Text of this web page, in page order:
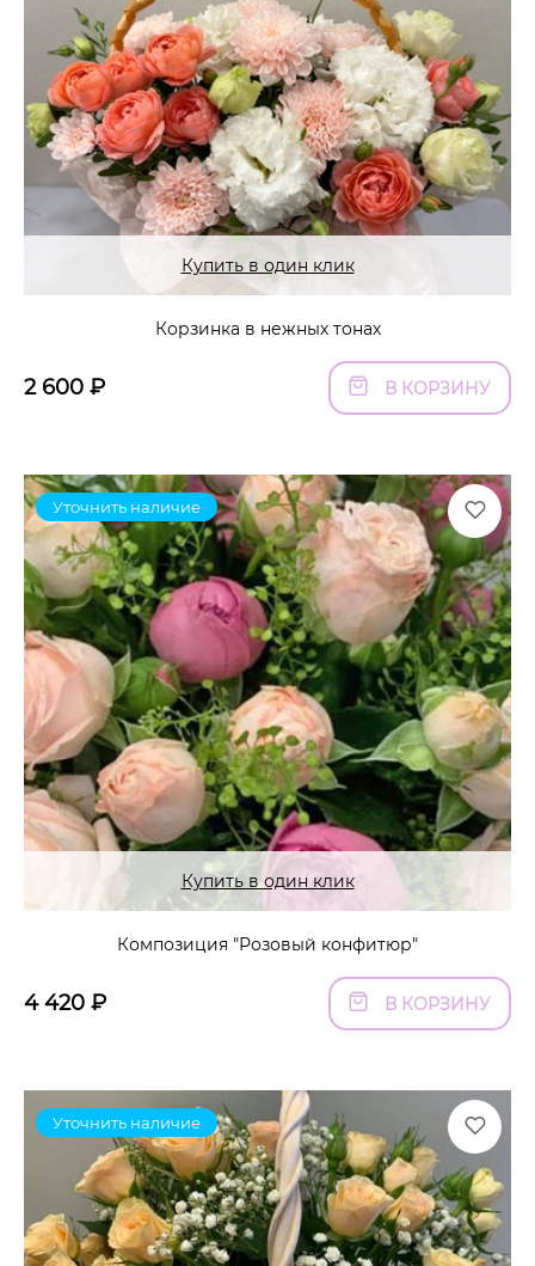
Купить в один клик
Корзинка в нежных тонах
2 600 ₽ В КОРЗИНУ
Уточнить наличие
Купить в один клик
Композиция "Розовый конфитюр"
4 420 ₽ В КОРЗИНУ
Уточнить наличие